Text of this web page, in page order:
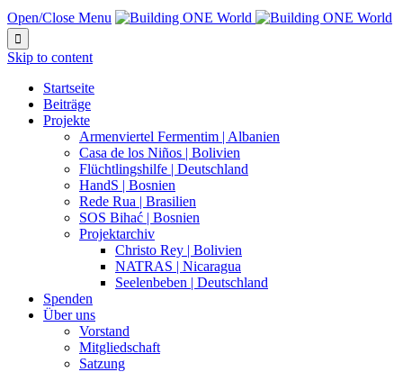
Open/Close Menu

Skip to content
Startseite
Beiträge
Projekte
Armenviertel Fermentim | Albanien
Casa de los Niños | Bolivien
Flüchtlingshilfe | Deutschland
HandS | Bosnien
Rede Rua | Brasilien
SOS Bihać | Bosnien
Projektarchiv
Christo Rey | Bolivien
NATRAS | Nicaragua
Seelenbeben | Deutschland
Spenden
Über uns
Vorstand
Mitgliedschaft
Satzung